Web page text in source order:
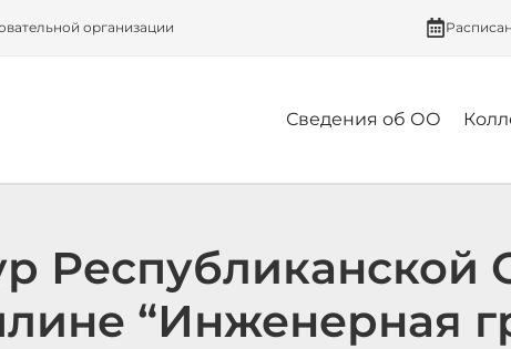
организации
Сведения об ОО
“Инженерная